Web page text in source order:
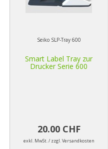
Seiko SLP-Tray 600
Smart Label Tray zur
Drucker Serie 600
20.00 CHF
exkl. MwSt. / zzgl. Versandkosten